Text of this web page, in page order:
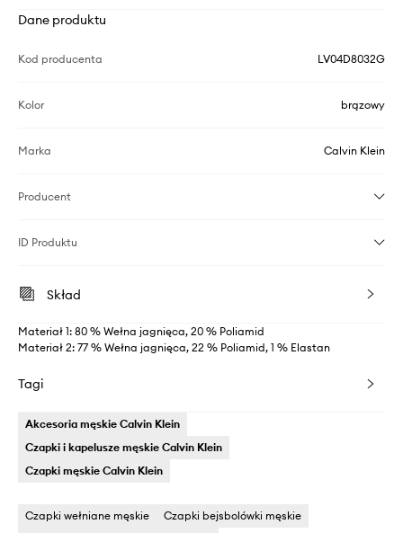
Dane produktu
Kod producenta LV04D8032G
Kolor brązowy
Marka Calvin Klein
Producent
ID Produktu
Skład
Materiał 1: 80 % Wełna jagnięca, 20 % Poliamid
Materiał 2: 77 % Wełna jagnięca, 22 % Poliamid, 1 % Elastan
Tagi
Akcesoria męskie Calvin Klein
Czapki i kapelusze męskie Calvin Klein
Czapki męskie Calvin Klein
Czapki wełniane męskie
Czapki bejsbolówki męskie